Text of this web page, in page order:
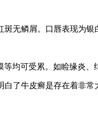
无鳞屑。口唇表现为银
均可受累。如睑缘炎
了牛皮癣是存在着非